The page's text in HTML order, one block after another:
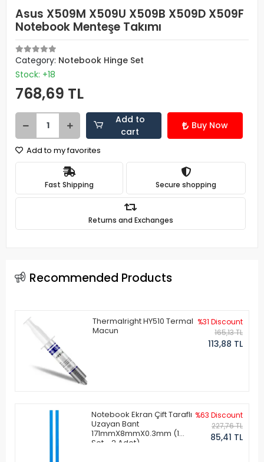
Asus X509M X509U X509B X509D X509F
Notebook Menteşe Takımı
Category: Notebook Hinge Set
Stock: +18
768,69 TL
Add to
cart
Buy Now
Add to my favorites
Fast Shipping Secure shopping
Returns and Exchanges
Recommended Products
Thermalright HY510 Termal
Macun
%31 Discount
165,13 TL
113,88 TL
Notebook Ekran Çift Taraflı
Uzayan Bant
171mmX8mmX0.3mm (1
Set - 2 Adet)
%63 Discount
227,76 TL
85,41 TL